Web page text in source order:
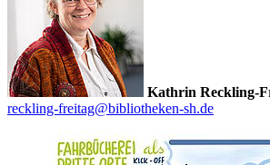
Kathrin Reckling-
reckling-freitag@bibliotheken-sh.de